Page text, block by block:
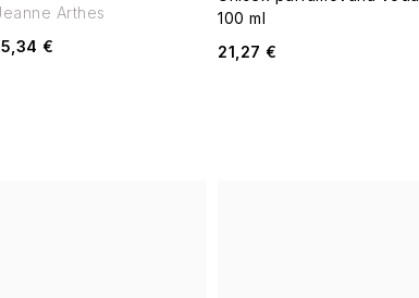
€
Arthes
100 ml
21,27 €